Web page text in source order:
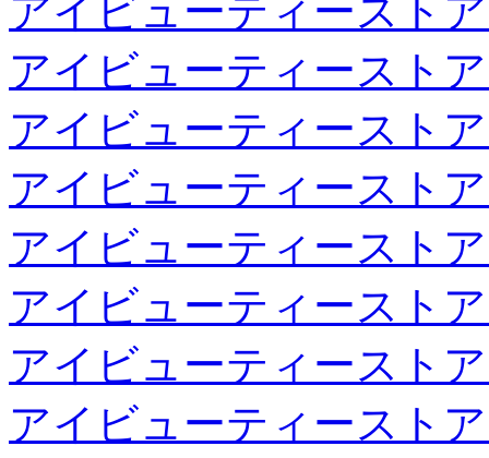
アイビューティースト
アイビューティースト
アイビューティースト
アイビューティースト
アイビューティースト
アイビューティースト
アイビューティースト
アイビューティースト